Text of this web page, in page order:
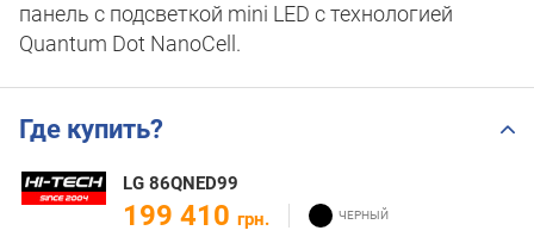
панель с подсветкой mini LED с технологией
Quantum Dot NanoCell.
Где купить?
LG 86QNED99
199 410 грн.